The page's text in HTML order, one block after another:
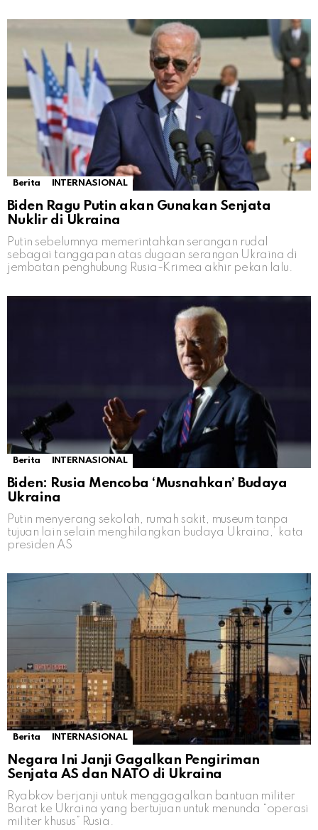
Berita INTERNASIONAL
Biden Ragu Putin akan Gunakan Senjata
Nuklir di Ukraina
Putin sebelumnya memerintahkan serangan rudal
sebagai tanggapan atas dugaan serangan Ukraina di
jembatan penghubung Rusia-Krimea akhir pekan lalu.
Berita INTERNASIONAL
Biden: Rusia Mencoba ‘Musnahkan’ Budaya
Ukraina
Putin menyerang sekolah, rumah sakit, museum tanpa
tujuan lain selain menghilangkan budaya Ukraina,’ kata
presiden AS
Berita INTERNASIONAL
Negara Ini Janji Gagalkan Pengiriman
Senjata AS dan NATO di Ukraina
Ryabkov berjanji untuk menggagalkan bantuan militer
Barat ke Ukraina yang bertujuan untuk menunda “operasi
militer khusus” Rusia.